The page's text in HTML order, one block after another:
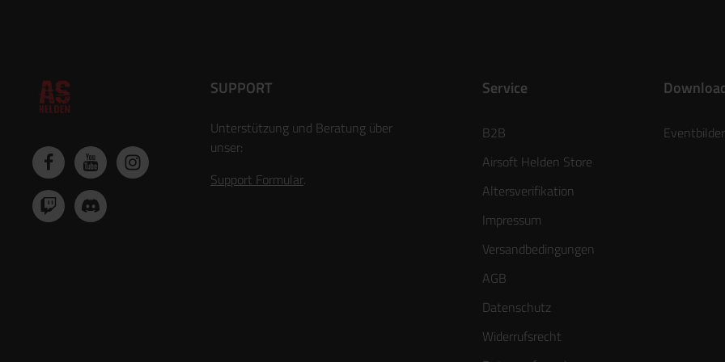
SUPPORT
Unterstützung und Beratung über
unser:
Support Formular.
Service
B2B
Airsoft Helden Store
Altersverifikation
Impressum
Versandbedingungen
AGB
Datenschutz
Widerrufsrecht
Eventbilder